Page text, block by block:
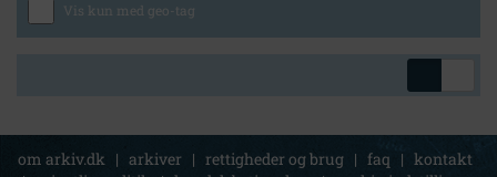
Vis kun med geo-tag
om arkiv.dk | arkiver | rettigheder og brug | faq | kontakt